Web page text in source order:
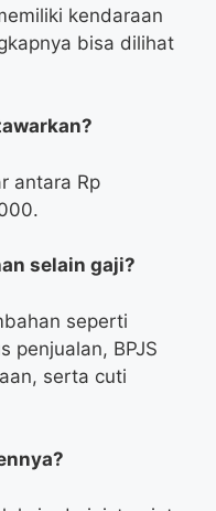
kendaraan
bisa dilihat
antara Rp
selain gaji?
seperti
penjualan, BPJS
serta cuti